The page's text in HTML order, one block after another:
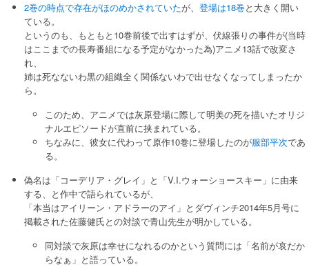
2巻の時点で存在がほのめかされていたが、 登場は18巻と大きく開い
ている。
というのも、もともと10巻前後で出すはずが、伏線張りの事件が(当時
はここまでの長寿番組になる予定がなかった為)アニメ13話で改変さ
れ、
姉は死なないわ黒の組織全く関係ないわで出せなくなってしまったか
ら。
このため、アニメでは灰原登場に際して明美の死を描いたオリジ
ナルエピソードが直前に挟まれている。
ちなみに、彼女に代わって原作10巻に登場したのが服部平次であ
る。
偽名は「コーデリア・グレイ」と「V.I.ウォーショースキー」に由来
する、と作中で語られているが、
「本当はアイリーン・アドラーのアイ」とダヴィンチ2014年5月号に
掲載された佐藤健氏との対談で青山先生が明かしている。
同対談で灰原は幸せになれるのかという質問には「名前が哀だか
らなぁ」と語っている。